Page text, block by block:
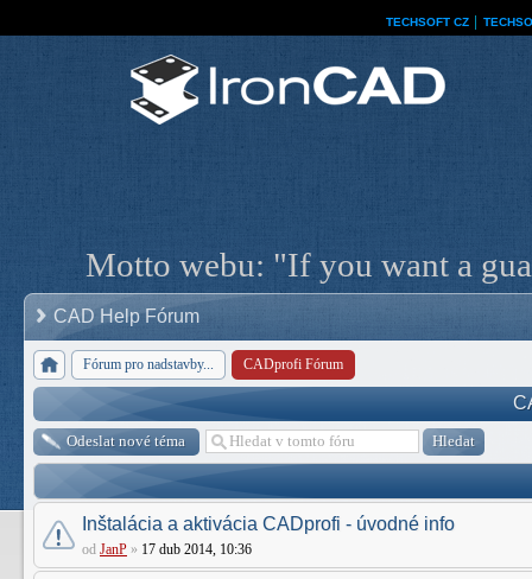
TECHSOFT CZ
Motto webu: "If you want a
CAD Help Fórum
Fórum pro nadstavby... CADprofi Fórum
Odeslat nové téma
Inštalácia a aktivácia CADprofi - úvodné info
od JanP » 17 dub 2014, 10:36